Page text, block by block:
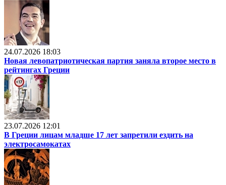
24.07.2026 18:03
Новая левопатриотическая партия заняла второе место в
рейтингах Греции
23.07.2026 12:01
В Греции лицам младше 17 лет запретили ездить на
электросамокатах